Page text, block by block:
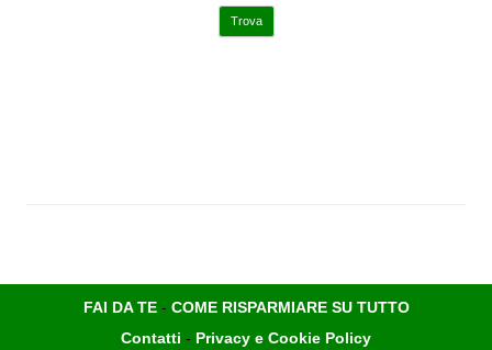
FAI DA TE- COME RISPARMIARE SU TUTTO
Contatti - Privacy e Cookie Policy